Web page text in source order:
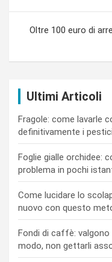
Oltre 100 euro di
Ultimi Articoli
Fragole: come lavarle
definitivamente i
Foglie gialle orchidee:
problema in pochi
Come lucidare lo
nuovo con questo
Fondi di caffè:
modo, non gettarli